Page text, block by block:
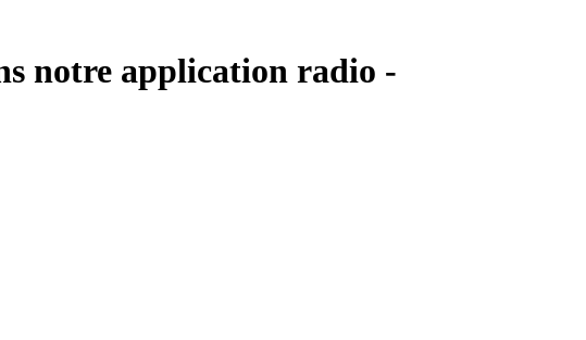
notre application radio -